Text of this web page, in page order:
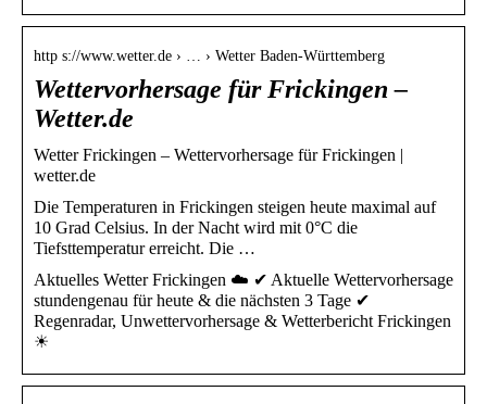
http s://www.wetter.de › … › Wetter Baden-Württemberg
Wettervorhersage für Frickingen –
Wetter.de
Wetter Frickingen – Wettervorhersage für Frickingen |
wetter.de
Die Temperaturen in Frickingen steigen heute maximal auf
10 Grad Celsius. In der Nacht wird mit 0°C die
Tiefsttemperatur erreicht. Die …
Aktuelles Wetter Frickingen ☁️ ✔ Aktuelle Wettervorhersage
stundengenau für heute & die nächsten 3 Tage ✔
Regenradar, Unwettervorhersage & Wetterbericht Frickingen
☀